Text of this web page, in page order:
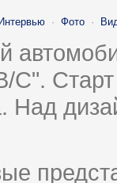
Интервью · Фото ·
C".
Над